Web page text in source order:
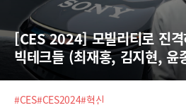
[CES 2024] 모빌리티로 진격
빅테크들 (최재홍, 김지현, 윤
#CES#CES2024#혁신